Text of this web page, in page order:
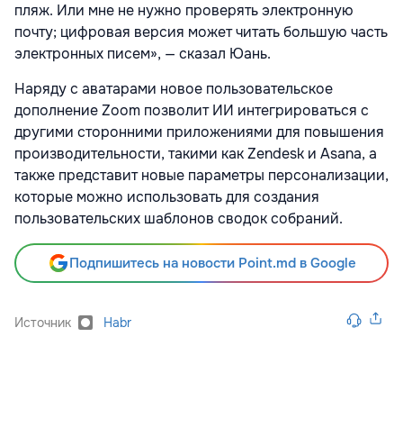
пляж. Или мне не нужно проверять электронную
почту; цифровая версия может читать большую часть
электронных писем», — сказал Юань.
Наряду с аватарами новое пользовательское
дополнение Zoom позволит ИИ интегрироваться с
другими сторонними приложениями для повышения
производительности, такими как Zendesk и Asana, а
также представит новые параметры персонализации,
которые можно использовать для создания
пользовательских шаблонов сводок собраний.
Подпишитесь на новости Point.md в Google
Источник Habr